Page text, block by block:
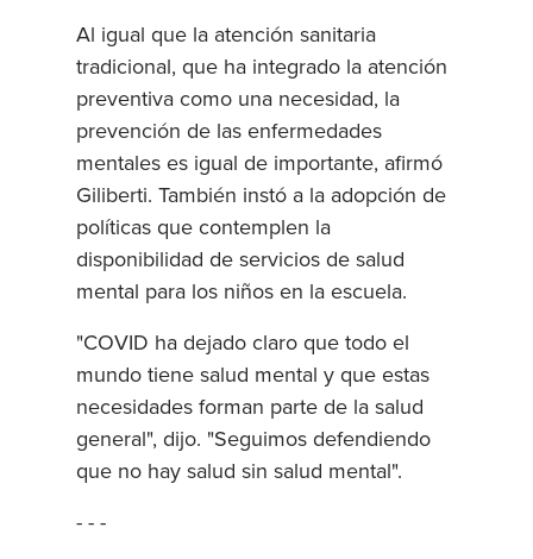
Al igual que la atención sanitaria
tradicional, que ha integrado la atención
preventiva como una necesidad, la
prevención de las enfermedades
mentales es igual de importante, afirmó
Giliberti. También instó a la adopción de
políticas que contemplen la
disponibilidad de servicios de salud
mental para los niños en la escuela.
"COVID ha dejado claro que todo el
mundo tiene salud mental y que estas
necesidades forman parte de la salud
general", dijo. "Seguimos defendiendo
que no hay salud sin salud mental".
- - -